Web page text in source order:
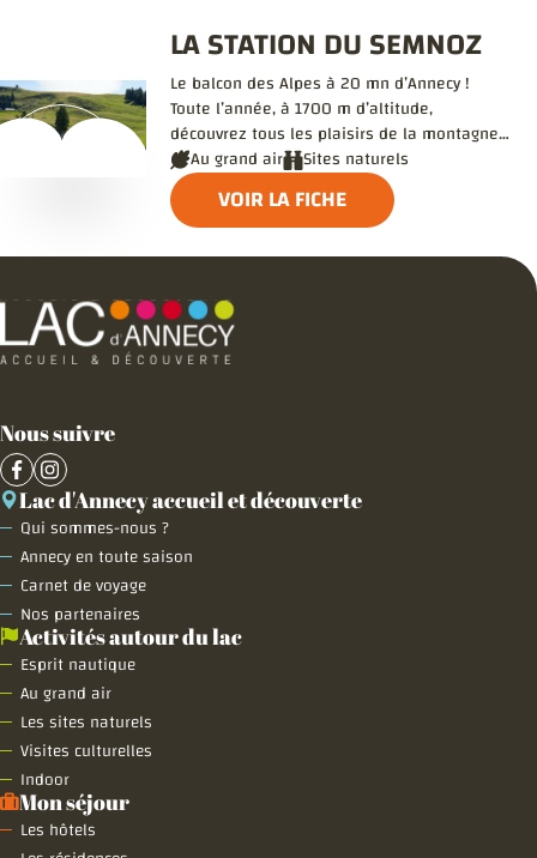
LA STATION DU SEMNOZ
Le balcon des Alpes à 20 mn d’Annecy !
Toute l’année, à 1700 m d’altitude,
découvrez tous les plaisirs de la montagne
et admirez les panoramas qui s’offrent à
vous.
Au grand air Sites naturels
VOIR LA FICHE
Nous suivre
Lac d'Annecy accueil et découverte
Qui sommes-nous ?
Annecy en toute saison
Carnet de voyage
Nos partenaires
Activités autour du lac
Esprit nautique
Au grand air
Les sites naturels
Visites culturelles
Indoor
Mon séjour
Les hôtels